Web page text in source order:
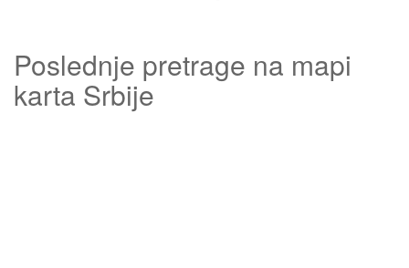
Poslednje pretrage na mapi
karta Srbije